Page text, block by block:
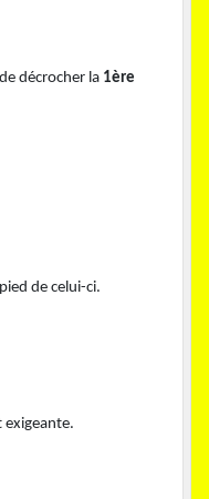
décrocher la 1ère
de celui-ci.
exigeante.